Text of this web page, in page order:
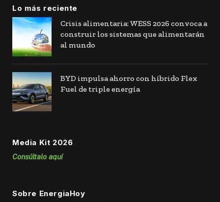
Lo más reciente
Crisis alimentaria: WESS 2026 convoca a
construir los sistemas que alimentarán
al mundo
BYD impulsa ahorro con híbrido Flex
Fuel de triple energía
Media Kit 2026
Consúltalo aquí
Sobre EnergiaHoy